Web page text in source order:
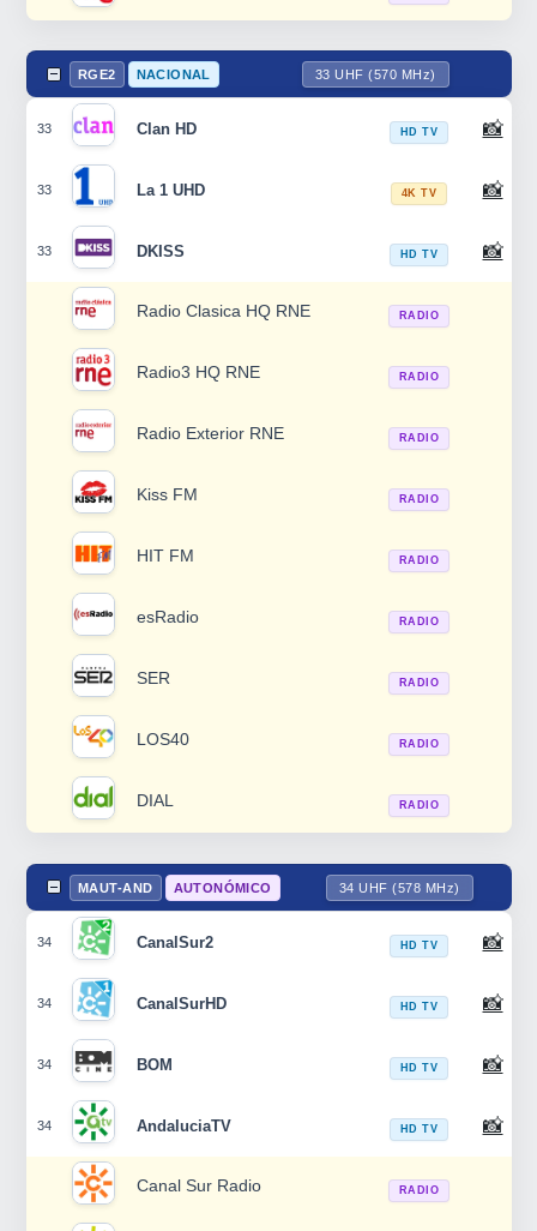
RGE2 NACIONAL 33 UHF (570 MHz)
33 Clan HD HD TV 📸
33 La 1 UHD 4K TV 📸
33 DKISS HD TV 📸
Radio Clasica HQ RNE RADIO
Radio3 HQ RNE RADIO
Radio Exterior RNE RADIO
Kiss FM RADIO
HIT FM RADIO
esRadio RADIO
SER RADIO
LOS40 RADIO
DIAL RADIO
MAUT-AND AUTONÓMICO 34 UHF (578 MHz)
34 CanalSur2 HD TV 📸
34 CanalSurHD HD TV 📸
34 BOM HD TV 📸
34 AndaluciaTV HD TV 📸
Canal Sur Radio RADIO